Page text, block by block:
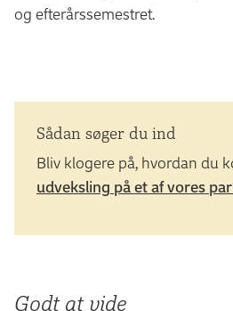
og efterårssemestret.
Sådan søger du ind
Bliv klogere på, hvordan du
udveksling på et af vores
Godt at vide